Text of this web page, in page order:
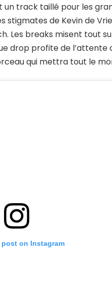
track taillé pour les
de Kevin de
Les breaks misent tout
drop profite de l’attente
qui mettra tout le
on Instagram